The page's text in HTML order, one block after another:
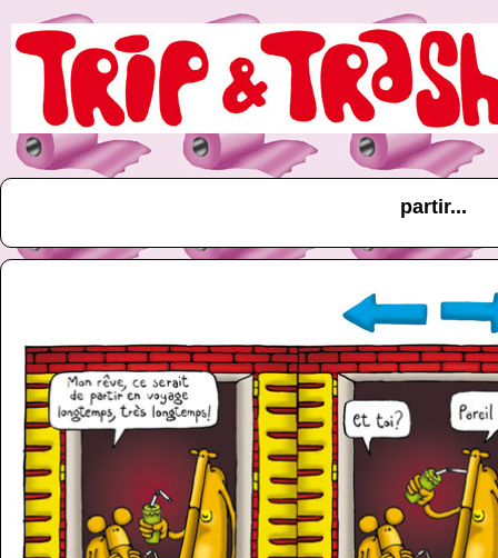
partir...